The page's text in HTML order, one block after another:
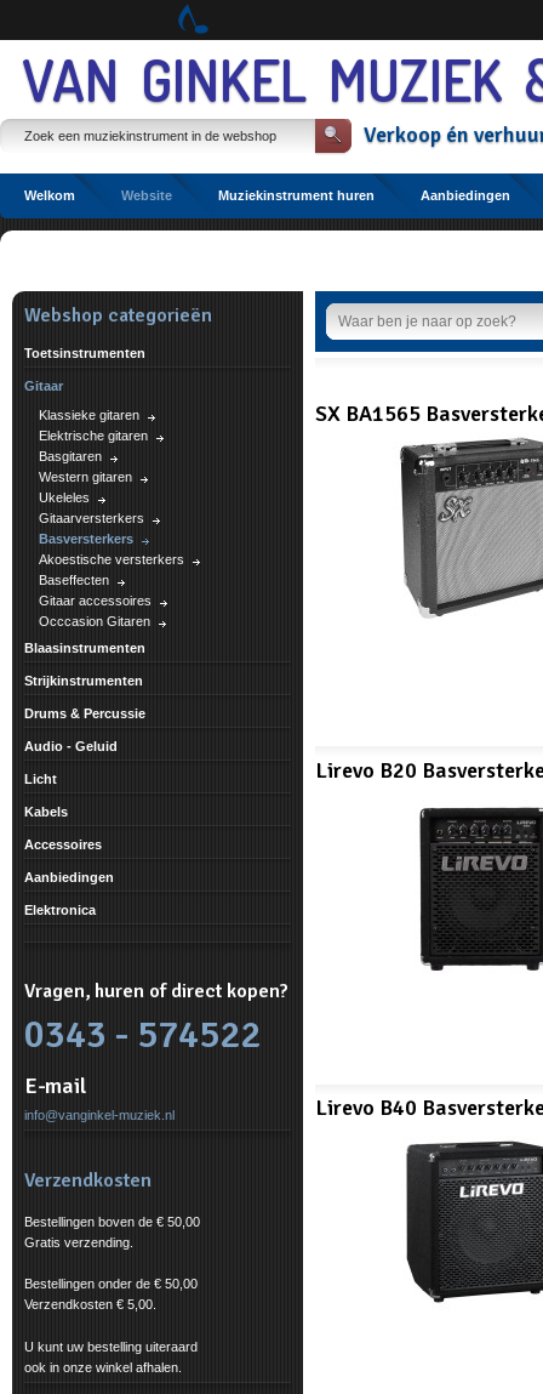
naar
de
Spring
het
hoofdmenu
VAN GINKEL MUZIEK
Verkoopén
Etalage
SX BA1565
Lirevo B20
Lirevo B40
Webshop categorieën
Toetsinstrumenten
Gitaar
Klassieke gitaren
Elektrische gitaren
Basgitaren
Western gitaren
Ukeleles
Gitaarversterkers
Basversterkers
Akoestische versterkers
Baseffecten
Gitaar accessoires
Occcasion Gitaren
Blaasinstrumenten
Strijkinstrumenten
Drums & Percussie
Audio - Geluid
Licht
Kabels
Accessoires
Aanbiedingen
Elektronica
Vragen, huren of direct kopen?
0343 - 574522
E-mail
info@vanginkel-muziek.nl
Verzendkosten
Bestellingen boven de € 50,00
Gratis verzending.
Bestellingen onder de € 50,00
Verzendkosten € 5,00.
U kunt uw bestelling uiteraard
ook in onze winkel afhalen.
Welkom Website Muziekinstrument huren Aanbiedingen